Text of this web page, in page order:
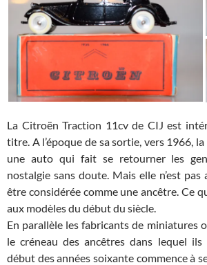
La Citroën Traction 11cv de CIJ est
titre. A l’époque de sa sortie, vers 1966,
une auto qui fait se retourner les
nostalgie sans doute. Mais elle n’est pas
être considérée comme une ancêtre. Ce
aux modèles du début du siècle.
En parallèle les fabricants de miniatures
le créneau des ancêtres dans lequel
début des années soixante commence à